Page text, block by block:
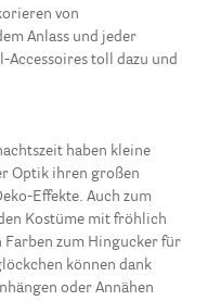
von
Anlass und jeder
Accessoires toll dazu und
haben kleine
Optik ihren großen
Effekte. Auch zum
Kostüme mit fröhlich
zum Hingucker für
können dank
oder Annähen